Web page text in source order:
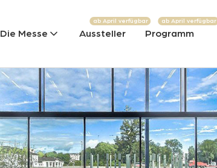
Die Messe Aussteller
ab April verfügbar
Programm
ab April verfügbar